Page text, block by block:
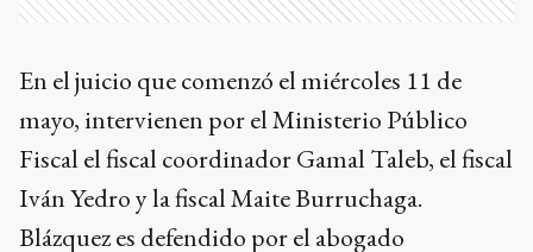
En el juicio que comenzó el miércoles 11 de
mayo, intervienen por el Ministerio Público
Fiscal el fiscal coordinador Gamal Taleb, el fiscal
Iván Yedro y la fiscal Maite Burruchaga.
Blázquez es defendido por el abogado